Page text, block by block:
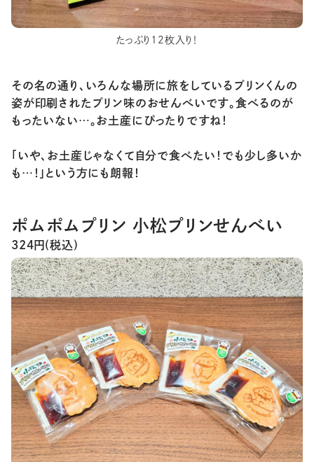
たっぷり12枚入り！
その名の通り、いろんな場所に旅をしているプリンくんの
姿が印刷されたプリン味のおせんべいです。食べるのが
もったいない…。お土産にぴったりですね！
「いや、お土産じゃなくて自分で食べたい！でも少し多いか
も…！」という方にも朗報！
ポムポムプリン 小松プリンせんべい
324円(税込)